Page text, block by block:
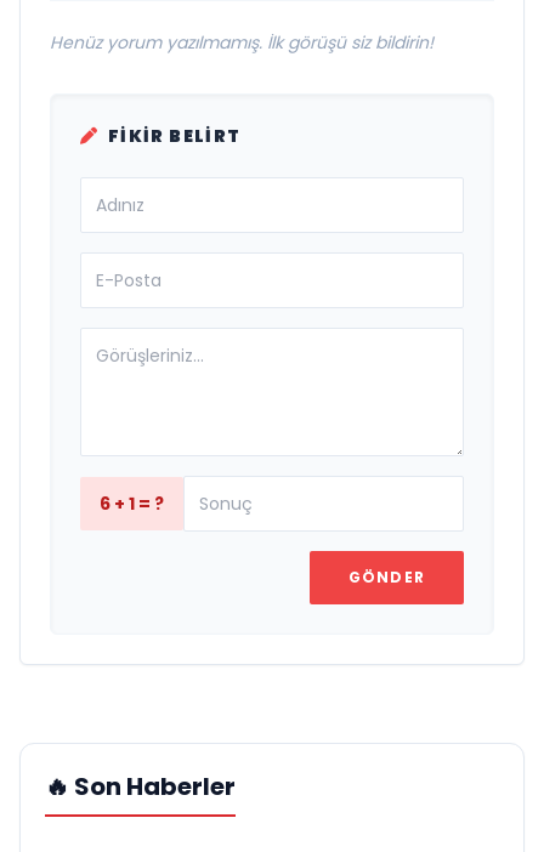
Henüz yorum yazılmamış. İlk görüşü siz bildirin!
FIKIR BELIRT
6 + 1 = ?
GÖNDER
🔥 Son Haberler